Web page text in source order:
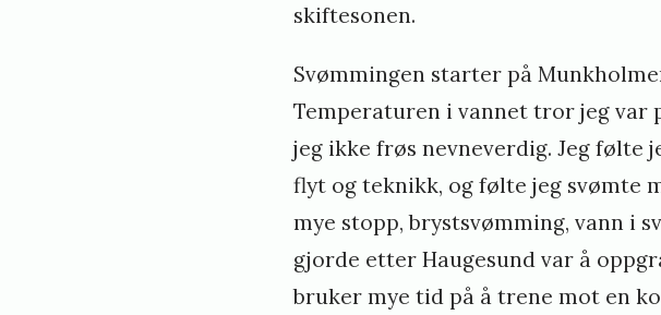
skiftesonen.
Svømmingen starter på
Temperaturen i vannet tror jeg var
jeg ikke frøs nevneverdig. Jeg
flyt og teknikk, og følte jeg svømte
mye stopp, brystsvømming, vann i
gjorde etter Haugesund var å
bruker mye tid på å trene mot en